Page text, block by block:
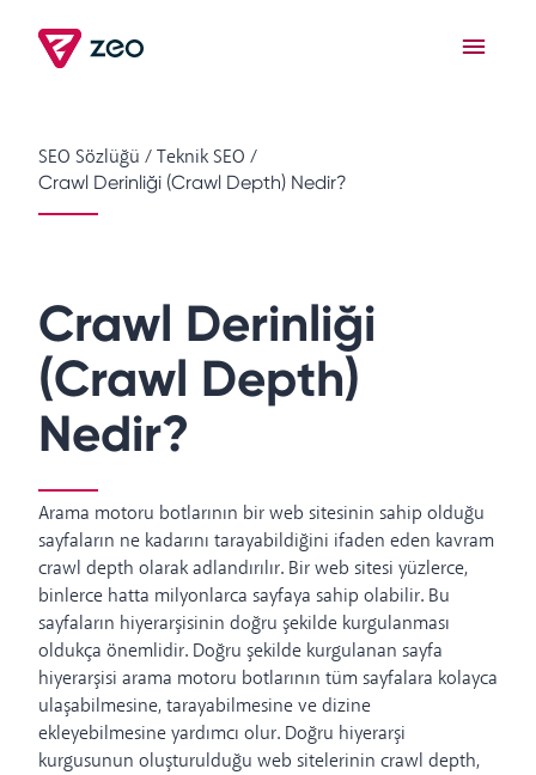
SEO Sözlüğü /Teknik SEO /
Crawl Derinliği (Crawl Depth) Nedir?
Crawl Derinliği
(Crawl Depth)
Nedir?
Arama motoru botlarının bir web sitesinin sahip olduğu
sayfaların ne kadarını tarayabildiğini ifaden eden kavram
crawl depth olarak adlandırılır. Bir web sitesi yüzlerce,
binlerce hatta milyonlarca sayfaya sahip olabilir. Bu
sayfaların hiyerarşisinin doğru şekilde kurgulanması
oldukça önemlidir. Doğru şekilde kurgulanan sayfa
hiyerarşisi arama motoru botlarının tüm sayfalara kolayca
ulaşabilmesine, tarayabilmesine ve dizine
ekleyebilmesine yardımcı olur. Doğru hiyerarşi
kurgusunun oluşturulduğu web sitelerinin crawl depth,